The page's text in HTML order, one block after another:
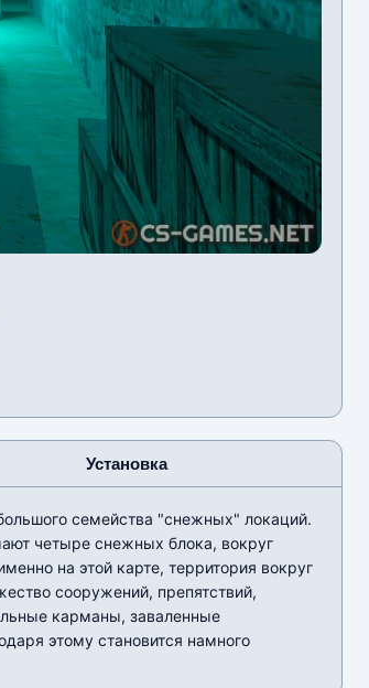
Установка
семейства "снежных" локаций.
четыре снежных блока, вокруг
на этой карте, территория вокруг
сооружений, препятствий,
карманы, заваленные
этому становится намного